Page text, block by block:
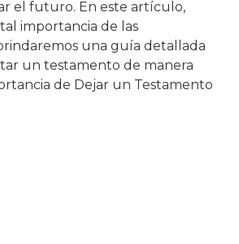
el futuro. En este artículo,
importancia de las
una guía detallada
un testamento de manera
de Dejar un Testamento